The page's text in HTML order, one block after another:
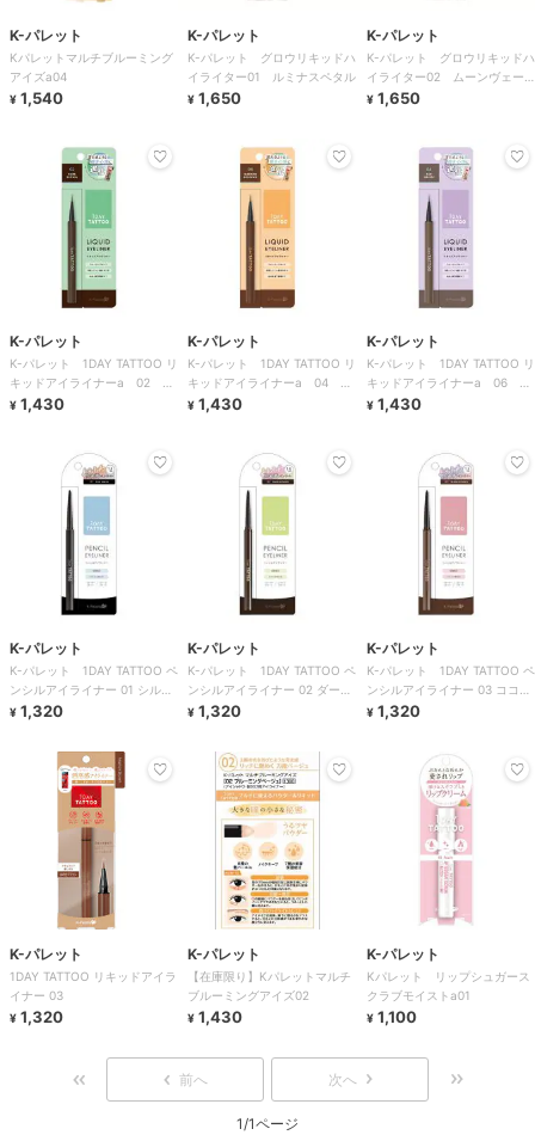
K-パレット
Kパレットマルチブルーミング
アイズa04
¥ 1,540
K-パレット
K-パレット グロウリキッドハ
イライター01 ルミナスペタル
¥ 1,650
K-パレット
K-パレット グロウリキッドハ
イライター02 ムーンヴェー
ル
¥ 1,650
K-パレット
K-パレット 1DAY TATTOO リ
キッドアイライナーa 02 ダ
ークブラウン
¥ 1,430
K-パレット
K-パレット 1DAY TATTOO リ
キッドアイライナーa 04 マ
ロンブラウニー
¥ 1,430
K-パレット
K-パレット 1DAY TATTOO リ
キッドアイライナーa 06 ア
ッシュグレージュ
¥ 1,430
K-パレット
K-パレット 1DAY TATTOO ペ
ンシルアイライナー 01 シルク
ブラック
¥ 1,320
K-パレット
K-パレット 1DAY TATTOO ペ
ンシルアイライナー 02 ダーク
ブラウン
¥ 1,320
K-パレット
K-パレット 1DAY TATTOO ペ
ンシルアイライナー 03 ココア
ブラウニー
¥ 1,320
K-パレット
1DAY TATTOO リキッドアイラ
イナー 03
¥ 1,320
K-パレット
【在庫限り】Kパレットマルチ
ブルーミングアイズ02
¥ 1,430
K-パレット
Kパレット リップシュガース
クラブモイストa01
¥ 1,100
前へ 次へ
1/1ページ